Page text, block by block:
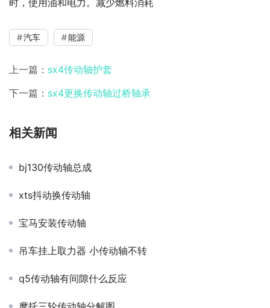
时，使用油和电力。减少燃料消耗
汽车 能源
上一篇： sx4传动轴护套
下一篇： sx4更换传动轴过桥轴承
相关新闻
bj130传动轴总成
xts抖动换传动轴
宝马安装传动轴
吊车挂上取力器 小传动轴不转
q5传动轴有间隙什么反应